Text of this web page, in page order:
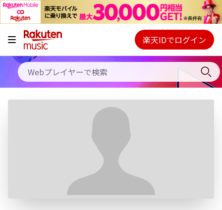
キャンペーン
料金プラン
使い方
Webプレイヤー
ご契約内容の確認・変更
楽天IDでログイン